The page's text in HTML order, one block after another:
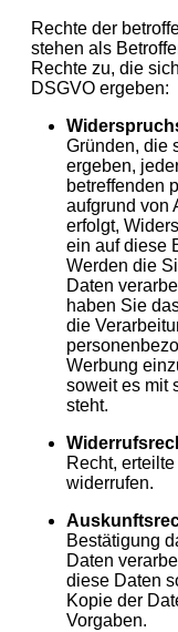
Rechte der
stehen als
Rechte zu, die
DSGVO ergeben:
Gründen, die
ergeben,
betreffenden
aufgrund von
erfolgt,
ein auf diese
Werden die
Daten
haben Sie
die
Werbung
soweit es mit
steht.
Recht,
widerrufen.
Bestätigung
Daten
diese Daten
Kopie der
Vorgaben.